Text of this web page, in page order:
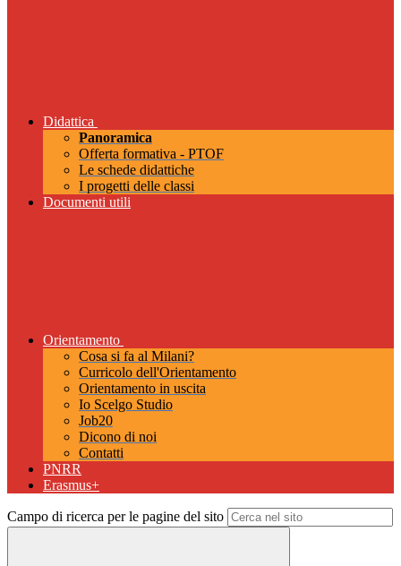
Didattica
Panoramica
Offerta formativa - PTOF
Le schede didattiche
I progetti delle classi
Documenti utili
Orientamento
Cosa si fa al Milani?
Curricolo dell'Orientamento
Orientamento in uscita
Io Scelgo Studio
Job20
Dicono di noi
Contatti
PNRR
Erasmus+
Campo di ricerca per le pagine del sito